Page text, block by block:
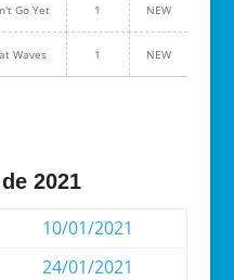
Go Yet 1 NEW
Waves 1 NEW
2021
10/01/2021
24/01/2021